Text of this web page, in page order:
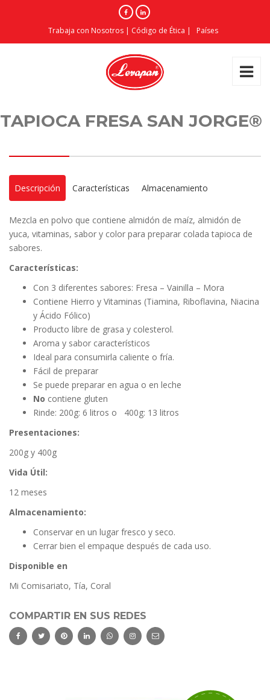
Trabaja con Nosotros | Código de Ética | Países
TAPIOCA FRESA SAN JORGE®
Descripción Características Almacenamiento
Mezcla en polvo que contiene almidón de maíz, almidón de
yuca, vitaminas, sabor y color para preparar colada tapioca de
sabores.
Características:
Con 3 diferentes sabores: Fresa – Vainilla – Mora
Contiene Hierro y Vitaminas (Tiamina, Riboflavina, Niacina
y Ácido Fólico)
Producto libre de grasa y colesterol.
Aroma y sabor característicos
Ideal para consumirla caliente o fría.
Fácil de preparar
Se puede preparar en agua o en leche
No contiene gluten
Rinde: 200g: 6 litros o 400g: 13 litros
Presentaciones:
200g y 400g
Vida Útil:
12 meses
Almacenamiento:
Conservar en un lugar fresco y seco.
Cerrar bien el empaque después de cada uso.
Disponible en
Mi Comisariato, Tía, Coral
COMPARTIR EN SUS REDES